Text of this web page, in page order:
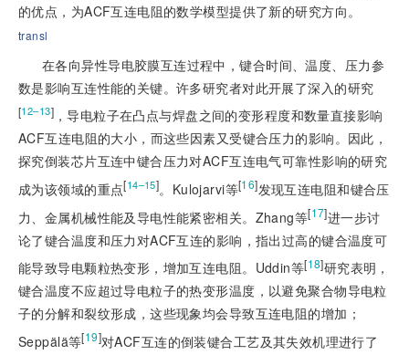
的优点，为ACF互连电阻的数学模型提供了新的研究方向。
transl
在各向异性导电胶膜互连过程中，键合时间、温度、压力参
数是影响互连性能的关键。许多研究者对此开展了深入的研究
[12–13]，导电粒子在凸点与焊盘之间的变形程度和数量直接影响
ACF互连电阻的大小，而这些因素又受键合压力的影响。因此，
探究倒装芯片互连中键合压力对ACF互连电气可靠性影响的研究
成为该领域的重点[14–15]。Kulojarvi等[16]发现互连电阻和键合压
力、金属机械性能及导电性能紧密相关。Zhang等[17]进一步讨
论了键合温度和压力对ACF互连的影响，指出过高的键合温度可
能导致导电颗粒热变形，增加互连电阻。Uddin等[18]研究表明，
键合温度不应超过导电粒子的热变形温度，以避免聚合物导电粒
子的分解和裂纹形成，这些现象均会导致互连电阻的增加；
Seppälä等[19]对ACF互连的倒装键合工艺及其失效机理进行了